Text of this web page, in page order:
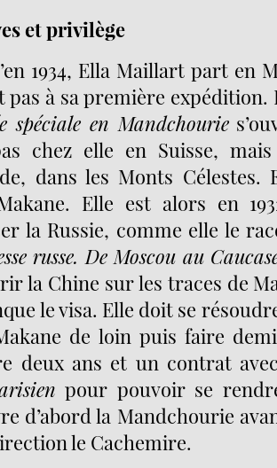
et privilège
1934, Ella Maillart part en
pas à sa première expédition.
spéciale en Mandchourie
chez elle en Suisse,
dans les Monts Célestes.
Elle est alors en
la Russie, comme elle le
russe. De Moscou au
la Chine sur les traces de
le visa. Elle doit se
de loin puis faire
deux ans et un contrat
pour pouvoir se
d’abord la Mandchourie
le Cachemire.